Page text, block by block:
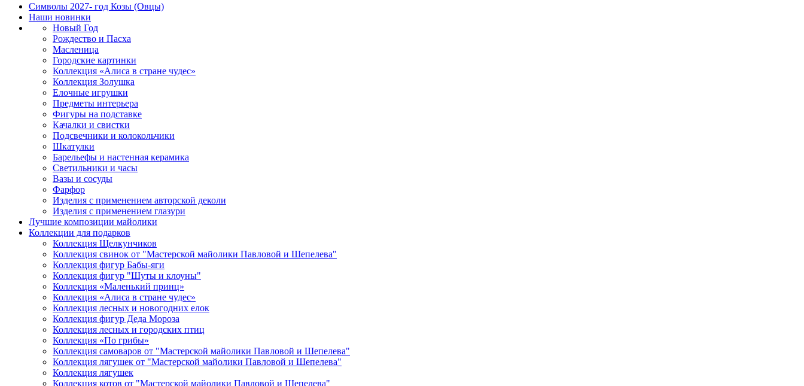
Символы 2027- год Козы (Овцы)
Наши новинки
Новый Год
Рождество и Пасха
Масленица
Городские картинки
Коллекция «Алиса в стране чудес»
Коллекция Золушка
Елочные игрушки
Предметы интерьера
Фигуры на подставке
Качалки и свистки
Подсвечники и колокольчики
Шкатулки
Барельефы и настенная керамика
Светильники и часы
Вазы и сосуды
Фарфор
Изделия с применением авторской деколи
Изделия с применением глазури
Лучшие композиции майолики
Коллекции для подарков
Коллекция Щелкунчиков
Коллекция свинок от "Мастерской майолики Павловой и Шепелева"
Коллекция фигур Бабы-яги
Коллекция фигур "Шуты и клоуны"
Коллекция «Маленький принц»
Коллекция «Алиса в стране чудес»
Коллекция лесных и новогодних елок
Коллекция фигур Деда Мороза
Коллекция лесных и городских птиц
Коллекция «По грибы»
Коллекция самоваров от "Мастерской майолики Павловой и Шепелева"
Коллекция лягушек от "Мастерской майолики Павловой и Шепелева"
Коллекция лягушек
Коллекция котов от "Мастерской майолики Павловой и Шепелева"